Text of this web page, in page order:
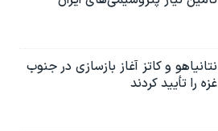
نتانیاهو و کاتز آغاز بازسازی در جنوب
غزه را تأیید کردند